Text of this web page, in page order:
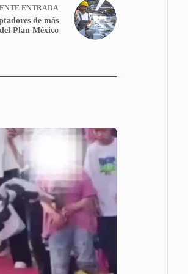
ENTRADA
de más
Plan México